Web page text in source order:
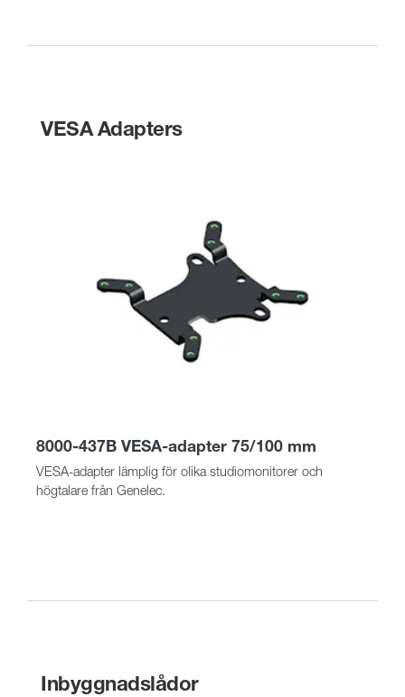
VESA Adapters
8000-437B VESA-adapter 75/100 mm
VESA-adapter lämplig för olika studiomonitorer och
högtalare från Genelec.
Inbyggnadslådor